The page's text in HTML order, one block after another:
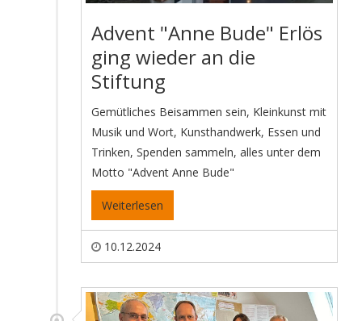
Advent "Anne Bude" Erlös
ging wieder an die
Stiftung
Gemütliches Beisammen sein, Kleinkunst mit
Musik und Wort, Kunsthandwerk, Essen und
Trinken, Spenden sammeln, alles unter dem
Motto "Advent Anne Bude"
Weiterlesen
10.12.2024